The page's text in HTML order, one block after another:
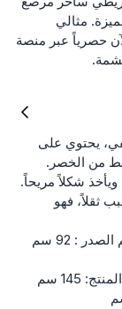
مثالي
حصرياً عبر منصة
يحتوي على
من الخصر.
شكلاً مريحاً.
ثقلاً، فهو
المقاس : 38 الطول : 180 سم الصدر : 92 سم
المقاس : 38 طول المنتج: 145 سم